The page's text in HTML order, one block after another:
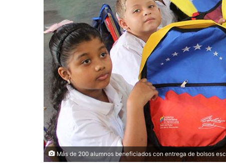
Más de 200 alumnos beneficiados con entrega de bolsos